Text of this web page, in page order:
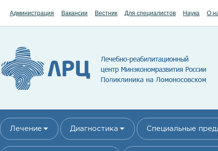
Администрация Вакансии Вестник Для специалистов Наука О
Лечение Диагностика Специальные